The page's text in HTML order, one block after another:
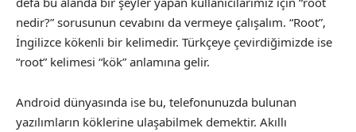
nedir?” sorusunun cevabını da vermeye çalışalım. “Root”,
İngilizce kökenli bir kelimedir. Türkçeye çevirdiğimizde ise
“root” kelimesi “kök” anlamına gelir.
Android dünyasında ise bu, telefonunuzda bulunan
yazılımların köklerine ulaşabilmek demektir. Akıllı